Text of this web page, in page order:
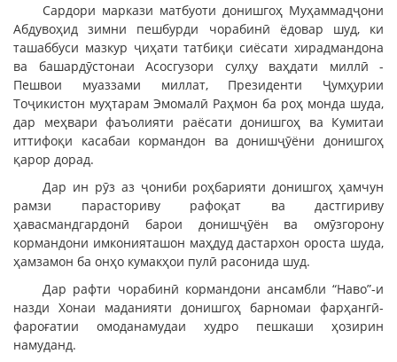
Сардори маркази матбуоти донишгоҳ Муҳаммадҷони
Абдувоҳид зимни пешбурди чорабинӣ ёдовар шуд, ки
ташаббуси мазкур ҷиҳати татбиқи сиёсати хирадмандона
ва башардӯстонаи Асосгузори сулҳу ваҳдати миллӣ -
Пешвои муаззами миллат, Президенти Ҷумҳурии
Тоҷикистон муҳтарам Эмомалӣ Раҳмон ба роҳ монда шуда,
дар меҳвари фаъолияти раёсати донишгоҳ ва Кумитаи
иттифоқи касабаи кормандон ва донишҷӯёни донишгоҳ
қарор дорад.
Дар ин рӯз аз ҷониби роҳбарияти донишгоҳ ҳамчун
рамзи парасториву рафоқат ва дастгириву
ҳавасмандгардонӣ барои донишҷӯён ва омӯзгорону
кормандони имконияташон маҳдуд дастархон ороста шуда,
ҳамзамон ба онҳо кумакҳои пулӣ расонида шуд.
Дар рафти чорабинӣ кормандони ансамбли “Наво”-и
назди Хонаи маданияти донишгоҳ барномаи фарҳангӣ-
фароғатии омоданамудаи худро пешкаши ҳозирин
намуданд.